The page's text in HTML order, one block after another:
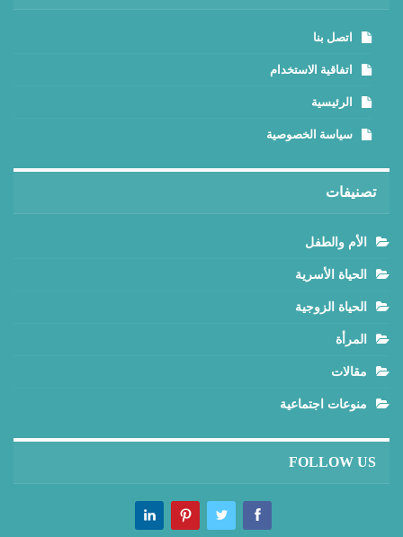
اتصل بنا
اتفاقية الاستخدام
الرئيسية
سياسة الخصوصية
تصنيفات
الأم والطفل
الحياة الأسرية
الحياة الزوجية
المرأة
مقالات
منوعات اجتماعية
FOLLOW US